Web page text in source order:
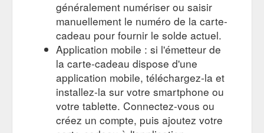
généralement numériser ou saisir
manuellement le numéro de la carte-
cadeau pour fournir le solde actuel.
Application mobile : si l'émetteur de
la carte-cadeau dispose d'une
application mobile, téléchargez-la et
installez-la sur votre smartphone ou
votre tablette. Connectez-vous ou
créez un compte, puis ajoutez votre